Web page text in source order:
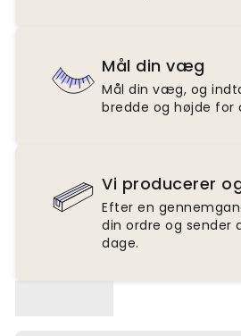
Mål din væg
Mål din væg, og
bredde og højde for
Vi producerer
Efter en
din ordre og sender
dage.